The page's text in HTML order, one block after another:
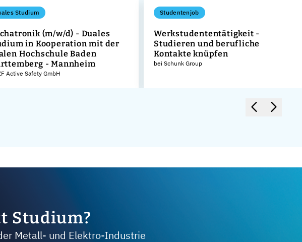
Studium
(m/w/d) - Duales
in Kooperation mit der
Hochschule Baden
- Mannheim
Active Safety GmbH
Studentenjob
Werkstudententätigkeit -
Studieren und berufliche
Kontakte knüpfen
bei Schunk Group
Studium?
Metall- und Elektro-Industrie